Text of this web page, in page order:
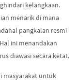
kelangkaan.
menarik di mana
pangkalan resmi
ini menandakan
diawasi secara ketat.
masyarakat untuk